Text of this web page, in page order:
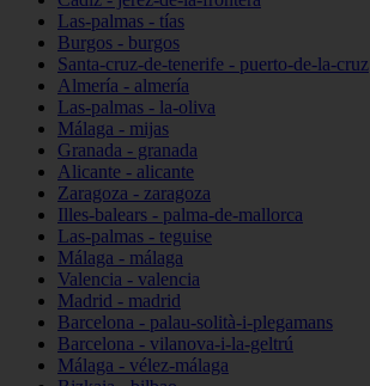
Las-palmas - tías
Burgos - burgos
Santa-cruz-de-tenerife - puerto-de-la-cruz
Almería - almería
Las-palmas - la-oliva
Málaga - mijas
Granada - granada
Alicante - alicante
Zaragoza - zaragoza
Illes-balears - palma-de-mallorca
Las-palmas - teguise
Málaga - málaga
Valencia - valencia
Madrid - madrid
Barcelona - palau-solità-i-plegamans
Barcelona - vilanova-i-la-geltrú
Málaga - vélez-málaga